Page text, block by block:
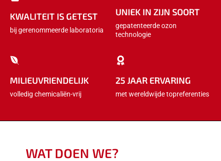
KWALITEIT IS GETEST
bij gerenommeerde laboratoria
UNIEK IN ZIJN SOORT
gepatenteerde ozon
technologie
MILIEUVRIENDELIJK
volledig chemicaliën-vrij
25 JAAR ERVARING
met wereldwijde topreferenties
WAT DOEN WE?